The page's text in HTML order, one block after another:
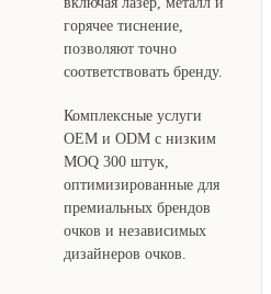
горячее тиснение,
позволяют точно
соответствовать бренду.
Комплексные услуги
OEM и ODM с низким
MOQ 300 штук,
оптимизированные для
премиальных брендов
очков и независимых
дизайнеров очков.